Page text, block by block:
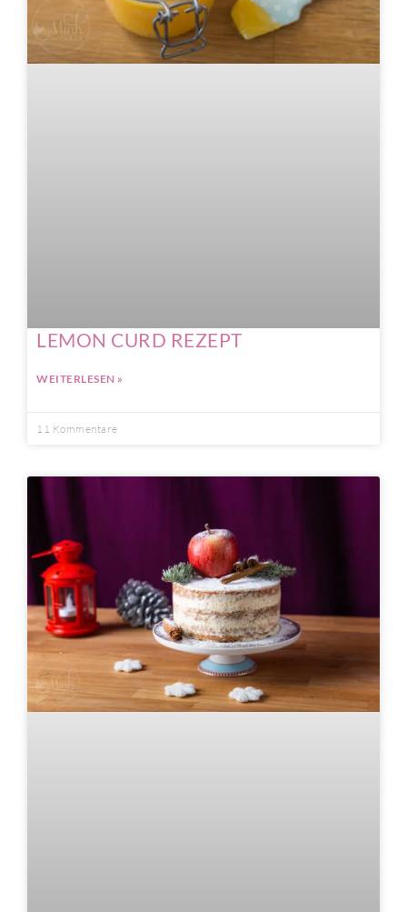
LEMON CURD REZEPT
WEITERLESEN »
11 Kommentare